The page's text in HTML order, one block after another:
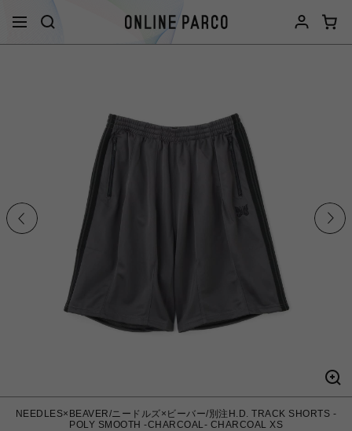
NEEDLES×BEAVER/ニードルズ×ビーバー/別注H.D. TRACK SHORTS -
POLY SMOOTH -CHARCOAL- CHARCOAL XS